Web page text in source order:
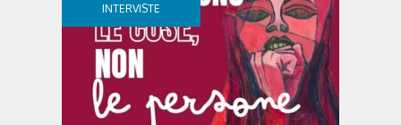
INTERVISTE